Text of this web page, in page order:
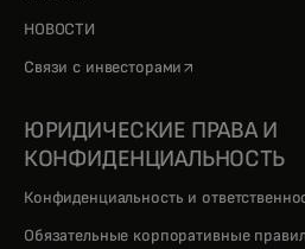
НОВОСТИ
Связи с инвесторами opens in a new
ЮРИДИЧЕСКИЕ ПРАВА И
КОНФИДЕНЦИАЛЬНОСТЬ
Конфиденциальность и
Обязательные корпоративные